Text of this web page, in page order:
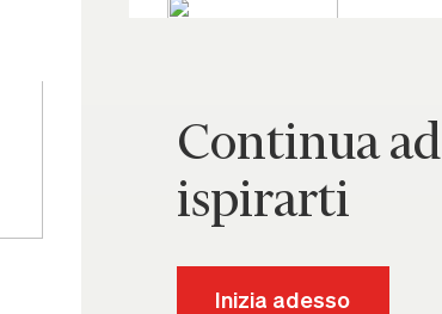
Continua ad
ispirarti
Inizia adesso